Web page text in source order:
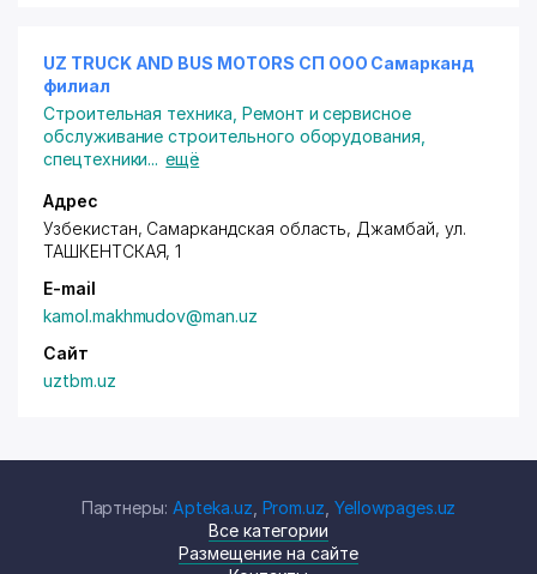
UZ TRUCK AND BUS MOTORS СП ООО Самарканд
филиал
Строительная техника Ремонт и сервисное
обслуживание строительного оборудования,
спецтехники... ещё
Адрес
Узбекистан, Самаркандская область, Джамбай, ул.
ТАШКЕНТСКАЯ, 1
E-mail
kamol.makhmudov@man.uz
Сайт
uztbm.uz
Партнеры: Apteka.uz Prom.uz ,Yellowpages.uz
Все категории
Размещение на сайте